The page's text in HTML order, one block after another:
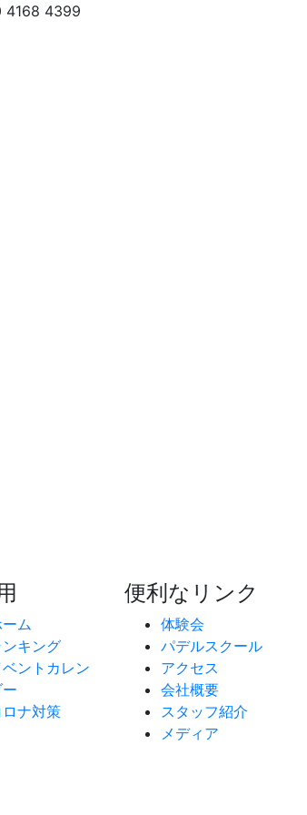
4399
ム
ンキング
ベントカレン
ー
ロナ対策
便利なリンク
体験会
パデルスクール
アクセス
会社概要
スタッフ紹介
メディア